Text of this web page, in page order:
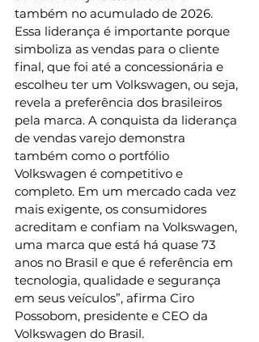
também no acumulado de 2026.
Essa liderança é importante porque
simboliza as vendas para o cliente
final, que foi até a concessionária e
escolheu ter um Volkswagen, ou seja,
revela a preferência dos brasileiros
pela marca. A conquista da liderança
de vendas varejo demonstra
também como o portfólio
Volkswagen é competitivo e
completo. Em um mercado cada vez
mais exigente, os consumidores
acreditam e confiam na Volkswagen,
uma marca que está há quase 73
anos no Brasil e que é referência em
tecnologia, qualidade e segurança
em seus veículos”, afirma Ciro
Possobom, presidente e CEO da
Volkswagen do Brasil.